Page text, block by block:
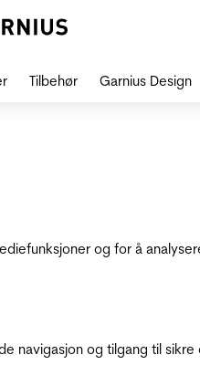
og for å
navigasjon og tilgang til
Tilbehør Garnius Design